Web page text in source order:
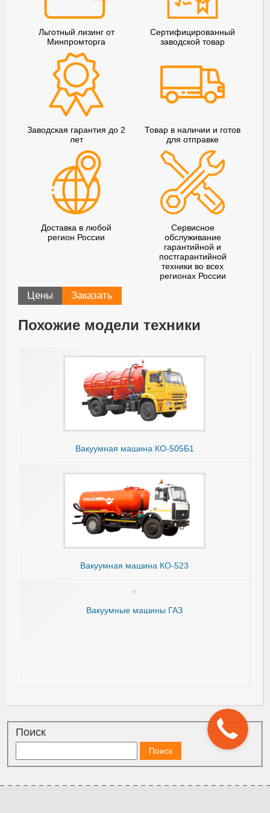
Льготный лизинг от
Минпромторга
Сертифицированный
заводской товар
Заводская гарантия до 2
лет
Товар в наличии и готов
для отправке
Доставка в любой
регион России
Сервисное
обслуживание
гарантийной и
постгарантийной
техники во всех
регионах России
Цены Заказать
Похожие модели техники
Вакуумная машина КО-505Б1
Вакуумная машина КО-523
Вакуумные машины ГАЗ
Поиск